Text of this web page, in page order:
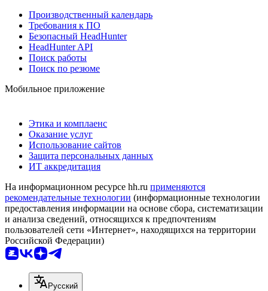
Производственный календарь
Требования к ПО
Безопасный HeadHunter
HeadHunter API
Поиск работы
Поиск по резюме
Мобильное приложение
Этика и комплаенс
Оказание услуг
Использование сайтов
Защита персональных данных
ИТ аккредитация
На информационном ресурсе hh.ru применяются
рекомендательные технологии (информационные технологии
предоставления информации на основе сбора, систематизации
и анализа сведений, относящихся к предпочтениям
пользователей сети «Интернет», находящихся на территории
Российской Федерации)
Русский